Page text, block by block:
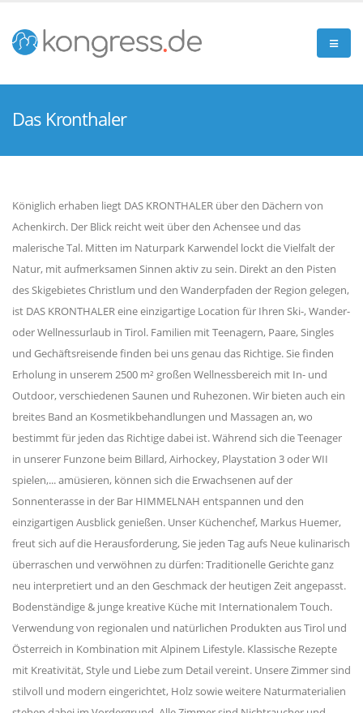
Das Kronthaler
Königlich erhaben liegt DAS KRONTHALER über den Dächern von
Achenkirch. Der Blick reicht weit über den Achensee und das
malerische Tal. Mitten im Naturpark Karwendel lockt die Vielfalt der
Natur, mit aufmerksamen Sinnen aktiv zu sein. Direkt an den Pisten
des Skigebietes Christlum und den Wanderpfaden der Region gelegen,
ist DAS KRONTHALER eine einzigartige Location für Ihren Ski-, Wander-
oder Wellnessurlaub in Tirol. Familien mit Teenagern, Paare, Singles
und Gechäftsreisende finden bei uns genau das Richtige. Sie finden
Erholung in unserem 2500 m² großen Wellnessbereich mit In- und
Outdoor, verschiedenen Saunen und Ruhezonen. Wir bieten auch ein
breites Band an Kosmetikbehandlungen und Massagen an, wo
bestimmt für jeden das Richtige dabei ist. Während sich die Teenager
in unserer Funzone beim Billard, Airhockey, Playstation 3 oder WII
spielen,... amüsieren, können sich die Erwachsenen auf der
Sonnenterasse in der Bar HIMMELNAH entspannen und den
einzigartigen Ausblick genießen. Unser Küchenchef, Markus Huemer,
freut sich auf die Herausforderung, Sie jeden Tag aufs Neue kulinarisch
überraschen und verwöhnen zu dürfen: Traditionelle Gerichte ganz
neu interpretiert und an den Geschmack der heutigen Zeit angepasst.
Bodenständige & junge kreative Küche mit Internationalem Touch.
Verwendung von regionalen und natürlichen Produkten aus Tirol und
Österreich in Kombination mit Alpinem Lifestyle. Klassische Rezepte
mit Kreativität, Style und Liebe zum Detail vereint. Unsere Zimmer sind
stilvoll und modern eingerichtet, Holz sowie weitere Naturmaterialien